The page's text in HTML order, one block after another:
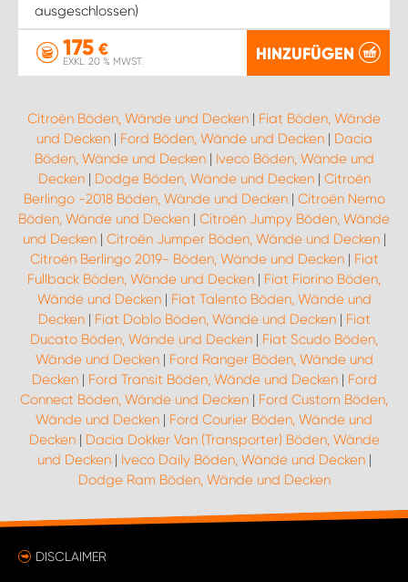
ausgeschlossen)
175 €
EXKL. 20 % MWST. HINZUFÜGEN
Citroën Böden, Wände und Decken | Fiat Böden, Wände
und Decken| Ford Böden, Wände und Decken| Dacia
Böden, Wände und Decken| Iveco Böden, Wände und
Decken| Dodge Böden, Wände und Decken| Citroën
Berlingo -2018 Böden, Wände und Decken| Citroën Nemo
Böden, Wände und Decken | Citroën Jumpy Böden, Wände
und Decken| Citroën Jumper Böden, Wände und Decken|
Citroën Berlingo 2019- Böden, Wände und Decken| Fiat
Fullback Böden, Wände und Decken | Fiat Fiorino Böden,
Wände und Decken| Fiat Talento Böden, Wände und
Decken| Fiat Doblo Böden, Wände und Decken| Fiat
Ducato Böden, Wände und Decken | Fiat Scudo Böden,
Wände und Decken| Ford Ranger Böden, Wände und
Decken| Ford Transit Böden, Wände und Decken| Ford
Connect Böden, Wände und Decken | Ford Custom Böden,
Wände und Decken | Ford Courier Böden, Wände und
Decken| Dacia Dokker Van (Transporter) Böden, Wände
und Decken| Iveco Daily Böden, Wände und Decken|
Dodge Ram Böden, Wände und Decken
DISCLAIMER